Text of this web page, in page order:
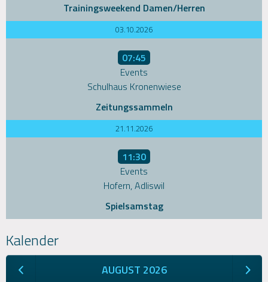
Trainingsweekend Damen/Herren
03.10.2026
07:45
Events
Schulhaus Kronenwiese
Zeitungssammeln
21.11.2026
11:30
Events
Hofern, Adliswil
Spielsamstag
Kalender
AUGUST 2026